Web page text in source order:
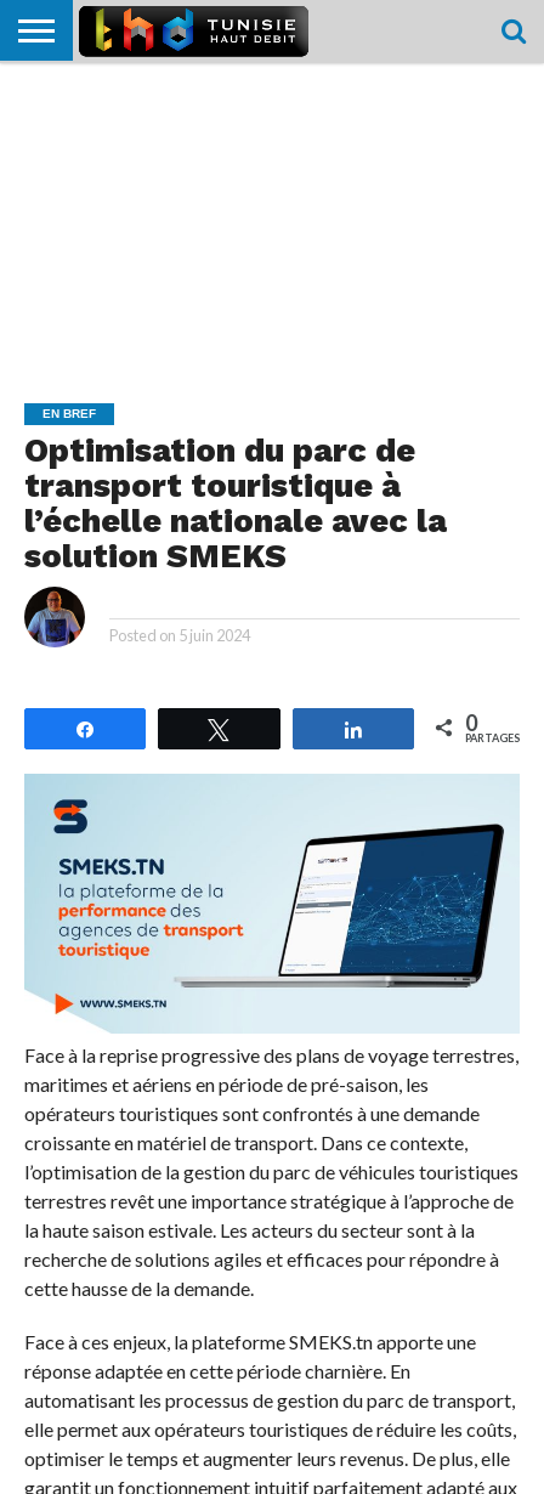
EN BREF
Optimisation du parc de
transport touristique à
l’échelle nationale avec la
solution SMEKS
Posted on 5 juin 2024
Partagez 0
PARTAGES
Face à la reprise progressive des plans de voyage terrestres,
maritimes et aériens en période de pré-saison, les
opérateurs touristiques sont confrontés à une demande
croissante en matériel de transport. Dans ce contexte,
l’optimisation de la gestion du parc de véhicules touristiques
terrestres revêt une importance stratégique à l’approche de
la haute saison estivale. Les acteurs du secteur sont à la
recherche de solutions agiles et efficaces pour répondre à
cette hausse de la demande.
Face à ces enjeux, la plateforme SMEKS.tn apporte une
réponse adaptée en cette période charnière. En
automatisant les processus de gestion du parc de transport,
elle permet aux opérateurs touristiques de réduire les coûts,
optimiser le temps et augmenter leurs revenus. De plus, elle
garantit un fonctionnement intuitif parfaitement adapté aux